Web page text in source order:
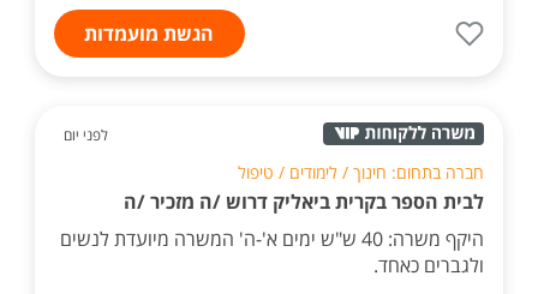
הגשת מועמדות
לפני יום
חברה בתחום: חינוך / לימודים / טיפול
לבית הספר בקרית ביאליק דרוש /ה מזכיר /ה
היקף משרה: 40 ש"ש ימים א'-ה' המשרה מיועדת לנשים
ולגברים כאחד.